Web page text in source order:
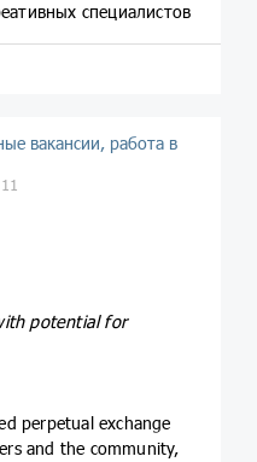
специалистов
вакансии, работа в
potential for
perpetual exchange
and the community,